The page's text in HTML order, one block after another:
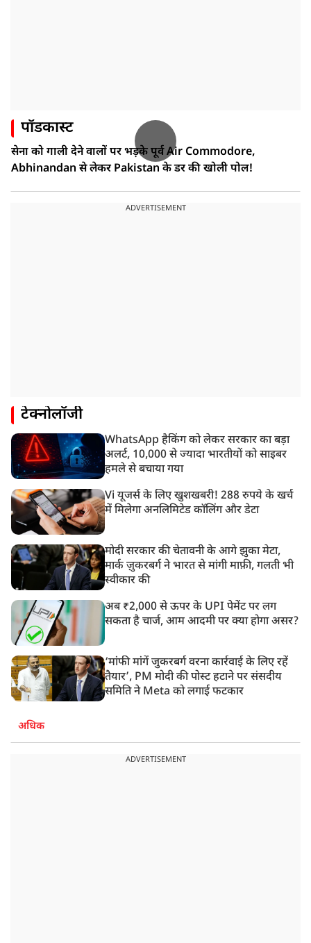
पॉडकास्ट
सेना को गाली देने वालों पर भड़के पूर्व Air Commodore,
Abhinandan से लेकर Pakistan के डर की खोली पोल!
ADVERTISEMENT
टेक्नोलॉजी
WhatsApp हैकिंग को लेकर सरकार का बड़ा
अलर्ट, 10,000 से ज्यादा भारतीयों को साइबर
हमले से बचाया गया
Vi यूजर्स के लिए खुशखबरी! 288 रुपये के खर्च
में मिलेगा अनलिमिटेड कॉलिंग और डेटा
मोदी सरकार की चेतावनी के आगे झुका मेटा,
मार्क ज़ुकरबर्ग ने भारत से मांगी माफ़ी, गलती भी
स्वीकार की
अब ₹2,000 से ऊपर के UPI पेमेंट पर लग
सकता है चार्ज, आम आदमी पर क्या होगा असर?
‘मांफी मांगें जुकरबर्ग वरना कार्रवाई के लिए रहें
तैयार’, PM मोदी की पोस्ट हटाने पर संसदीय
समिति ने Meta को लगाई फटकार
अधिक
ADVERTISEMENT